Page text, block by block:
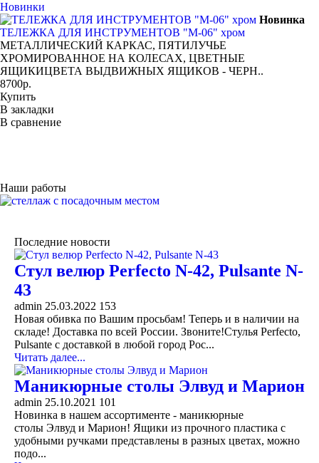
Новинки
Новинка
ТЕЛЕЖКА ДЛЯ ИНСТРУМЕНТОВ "М-06" хром
МЕТАЛЛИЧЕСКИЙ КАРКАС, ПЯТИЛУЧЬЕ
ХРОМИРОВАННОЕ НА КОЛЕСАХ, ЦВЕТНЫЕ
ЯЩИКИЦВЕТА ВЫДВИЖНЫХ ЯЩИКОВ - ЧЕРН..
8700р.
Купить
В закладки
В сравнение
Наши работы
Последние новости
Стул велюр Perfecto N-42, Pulsante N-
43
admin 25.03.2022 153
Новая обивка по Вашим просьбам! Теперь и в наличии на
складе! Доставка по всей России. Звоните!Стулья Perfecto,
Pulsante с доставкой в любой город Рос...
Читать далее...
Маникюрные столы Элвуд и Марион
admin 25.10.2021 101
Новинка в нашем ассортименте - маникюрные
столы Элвуд и Марион! Ящики из прочного пластика с
удобными ручками представлены в разных цветах, можно
подо...